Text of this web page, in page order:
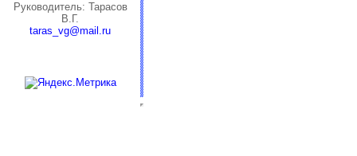
Руководитель: Тарасов
В.Г.
taras_vg@mail.ru